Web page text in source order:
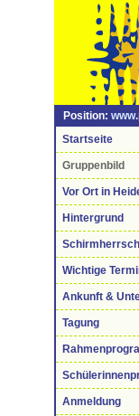
Position:
Startseite
Gruppenbild
Vor Ort in
Hintergrund
Wichtige
Ankunft &
Tagung
Anmeldung